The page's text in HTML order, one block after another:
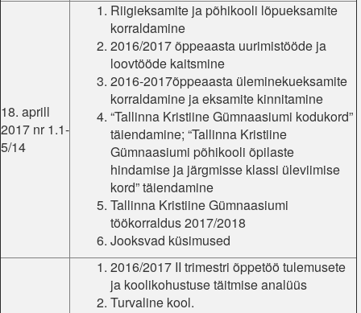
18. aprill
2017 nr 1.1-
5/14
Riigieksamite ja põhikooli lõpueksamite
korraldamine
2016/2017 õppeaasta uurimistööde ja
loovtööde kaitsmine
2016-2017õppeaasta üleminekueksamite
korraldamine ja eksamite kinnitamine
“Tallinna Kristiine Gümnaasiumi kodukord”
täiendamine; “Tallinna Kristiine
Gümnaasiumi põhikooli õpilaste
hindamise ja järgmisse klassi üleviimise
kord” täiendamine
Tallinna Kristiine Gümnaasiumi
töökorraldus 2017/2018
Jooksvad küsimused
2016/2017 II trimestri õppetöö tulemusete
ja koolikohustuse täitmise analüüs
Turvaline kool.